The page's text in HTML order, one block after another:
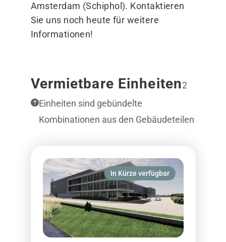
Amsterdam (Schiphol). Kontaktieren
Sie uns noch heute für weitere
Informationen!
Vermietbare Einheiten2
Einheiten sind gebündelte
Kombinationen aus den Gebäudeteilen
In Kürze verfügbar